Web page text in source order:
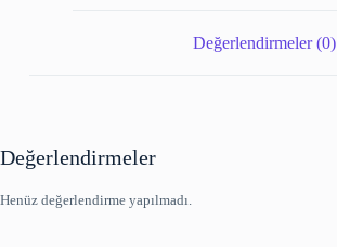
Değerlendirmeler (0)
Değerlendirmeler
Henüz değerlendirme yapılmadı.